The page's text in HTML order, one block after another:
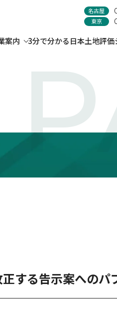
名古屋
東京
案内 3分で分かる日本土地評価
する告示案への